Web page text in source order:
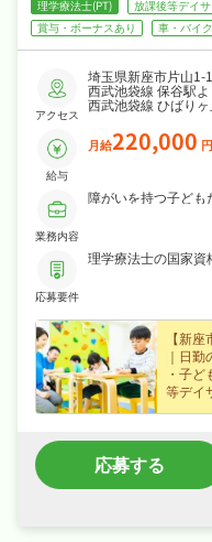
理学療法士(PT) 放課後等デイ
賞与・ボーナスあり
車・バイ
アクセス
埼玉県新座市片山1-
西武池袋線 保谷駅
西武池袋線 ひばり
給与
月給220,000
業務内容
障がいを持つ子ども
応募要件
理学療法士の国家資
【新
｜日勤
・子
等デイ
与あり
く活
・週
・社
応募する